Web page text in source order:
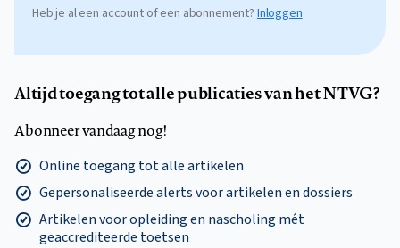
Heb je al een account of een abonnement? Inloggen
Altijd toegang tot alle publicaties van het NTVG?
Abonneer vandaag nog!
Online toegang tot alle artikelen
Gepersonaliseerde alerts voor artikelen en dossiers
Artikelen voor opleiding en nascholing mét
geaccrediteerde toetsen